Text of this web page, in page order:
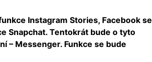
Instagram Stories, Facebook se
Snapchat. Tentokrát bude o tyto
– Messenger. Funkce se bude